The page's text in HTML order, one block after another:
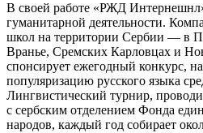
В своей работе «РЖД
гуманитарной деятельности.
школ на территории Сербии — в
Вранье, Сремских Карловцах и
спонсирует ежегодный конкурс,
популяризацию русского языка
Лингвистический турнир,
с сербским отделением Фонда
народов, каждый год собирает